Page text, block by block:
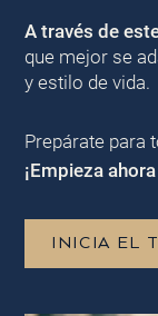
A través de
que mejor se
y estilo de vida.
Prepárate para
¡Empieza
INICIA EL